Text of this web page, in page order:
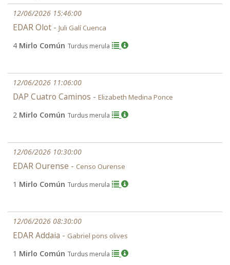
12/06/2026 15:46:00
EDAR Olot - Juli Galí Cuenca
4 Mirlo Común Turdus merula
12/06/2026 11:06:00
DAP Cuatro Caminos - Elizabeth Medina Ponce
2 Mirlo Común Turdus merula
12/06/2026 10:30:00
EDAR Ourense - Censo Ourense
1 Mirlo Común Turdus merula
12/06/2026 08:30:00
EDAR Addaia - Gabriel pons olives
1 Mirlo Común Turdus merula